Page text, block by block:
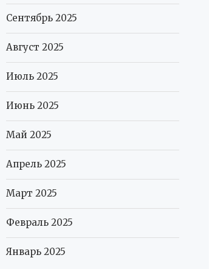
Сентябрь 2025
Август 2025
Июль 2025
Июнь 2025
Май 2025
Апрель 2025
Март 2025
Февраль 2025
Январь 2025